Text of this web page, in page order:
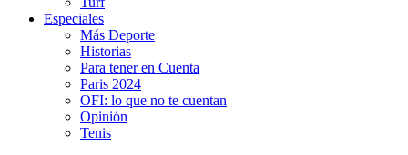
Especiales
Más Deporte
Historias
Para tener en Cuenta
Paris 2024
OFI: lo que no te cuentan
Opinión
Tenis